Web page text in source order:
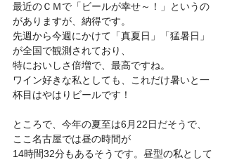
最近のＣＭで「ビールが幸せ～！」というの
がありますが、納得です。
先週から今週にかけて「真夏日」「猛暑日」
が全国で観測されており、
特においしさ倍増で、最高ですね。
ワイン好きな私としても、これだけ暑いと一
杯目はやはりビールです！
ところで、今年の夏至は6月22日だそうで、
ここ名古屋では昼の時間が
14時間32分もあるそうです。昼型の私として